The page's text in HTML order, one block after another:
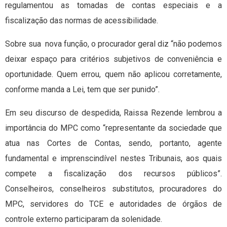
regulamentou as tomadas de contas especiais e a
fiscalização das normas de acessibilidade.
Sobre sua nova função, o procurador geral diz “não podemos
deixar espaço para critérios subjetivos de conveniência e
oportunidade. Quem errou, quem não aplicou corretamente,
conforme manda a Lei, tem que ser punido”.
Em seu discurso de despedida, Raissa Rezende lembrou a
importância do MPC como “representante da sociedade que
atua nas Cortes de Contas, sendo, portanto, agente
fundamental e imprenscindível nestes Tribunais, aos quais
compete a fiscalização dos recursos públicos”.
Conselheiros, conselheiros substitutos, procuradores do
MPC, servidores do TCE e autoridades de órgãos de
controle externo participaram da solenidade.